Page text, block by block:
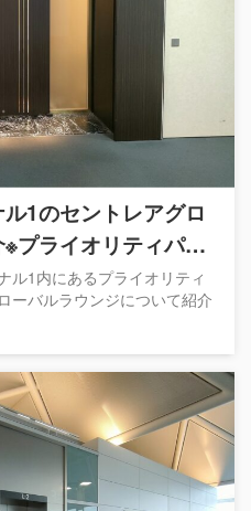
1のセントレアグロ
プライオリティパス
ル1内にあるプライオリティ
ーバルラウンジについて紹介